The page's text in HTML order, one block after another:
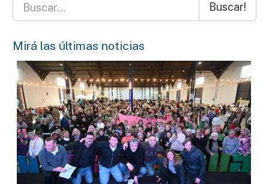
Buscar!
Mirá las últimas noticias